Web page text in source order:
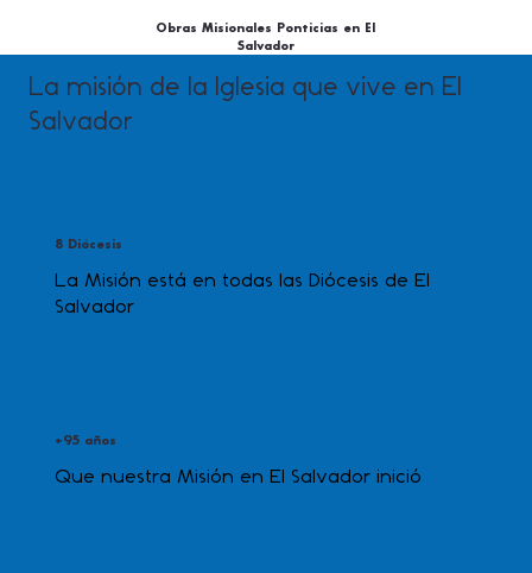
Obras Misionales Ponticias en El
Salvador
La misión de la Iglesia que vive en El
Salvador
La Misión está en todas las Diócesis de El
Salvador
8 Diócesis
Que nuestra Misión en El Salvador inició
+95 años